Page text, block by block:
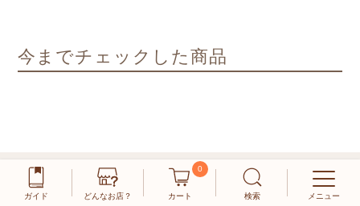
今までチェックした商品
ガイド どんなお店？ カート
0
検索 メニュー